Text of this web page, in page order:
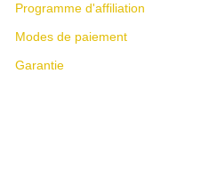
Programme d'affiliation
Modes de paiement
Garantie